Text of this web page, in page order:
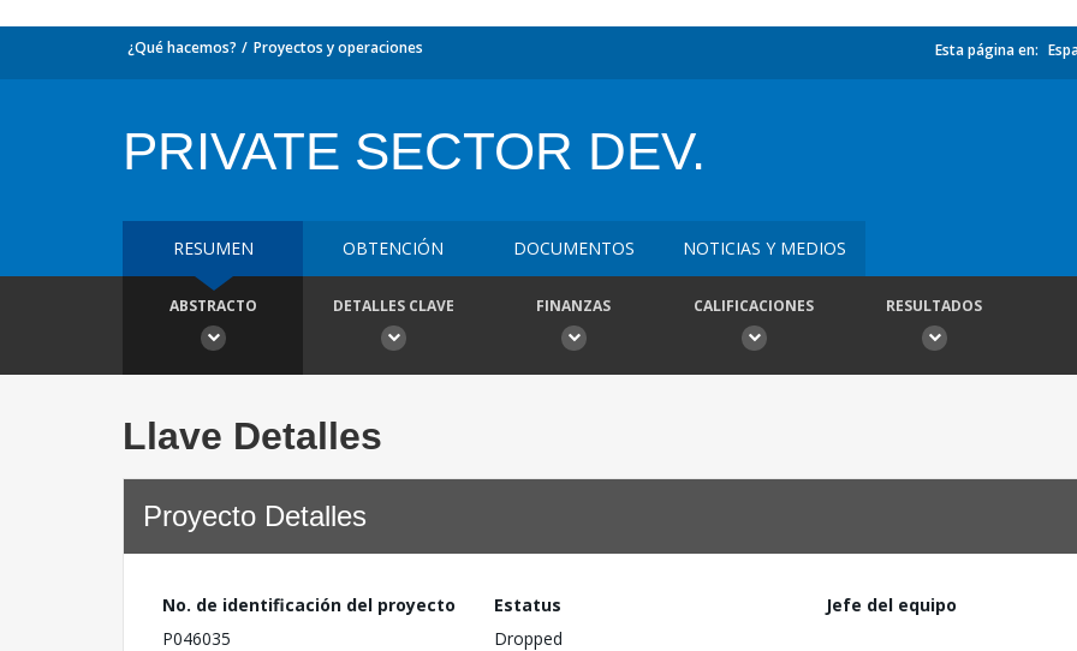
¿Qué hacemos? Proyectos y operaciones Esta página en:
PRIVATE SECTOR DEV.
RESUMEN OBTENCIÓN DOCUMENTOS NOTICIAS Y MEDIOS
ABSTRACTO DETALLES CLAVE FINANZAS CALIFICACIONES RESULTADOS
Llave Detalles
Proyecto Detalles
No. de identificación del proyecto
P046035
Estatus
Dropped
Jefe del equipo